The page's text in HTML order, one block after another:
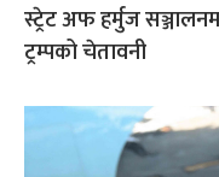
स्ट्रेट अफ हर्मुज
ट्रम्पको चेतावनी